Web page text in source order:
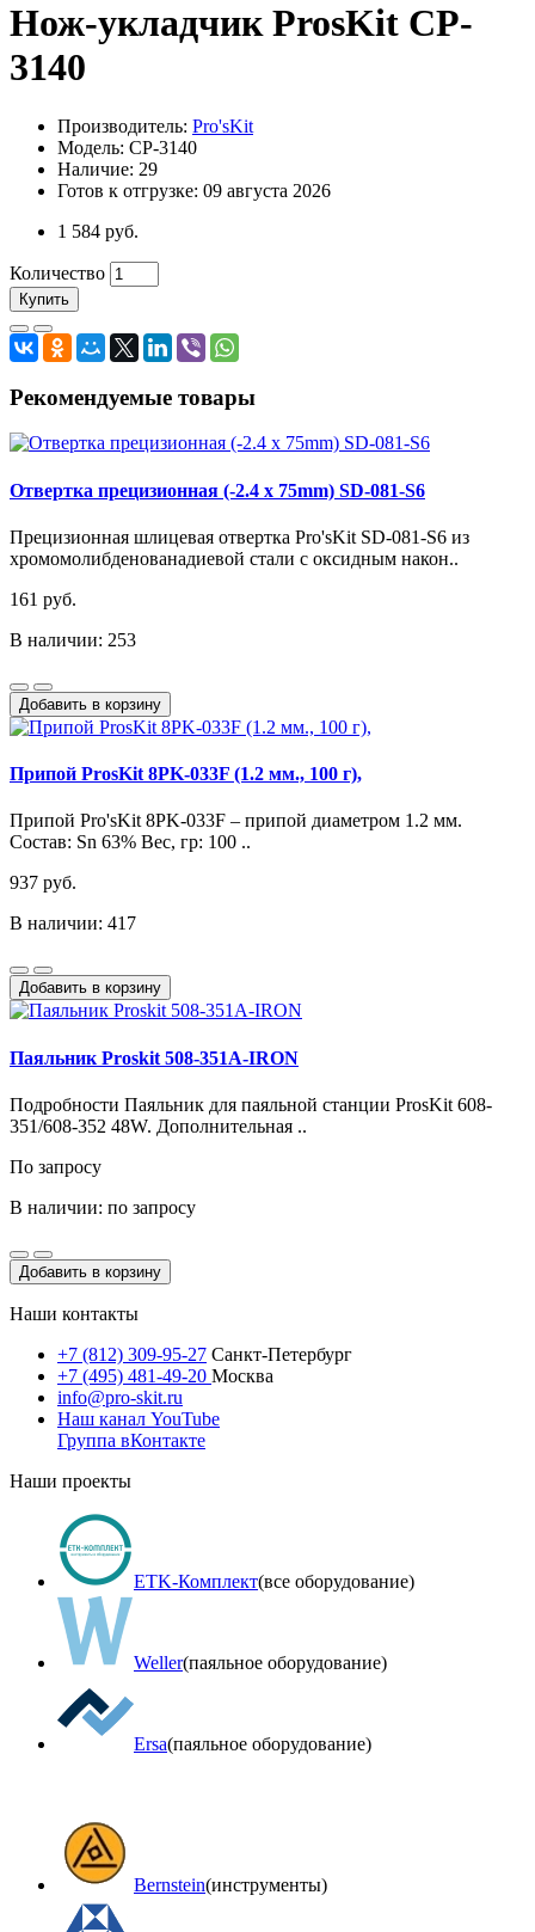
Нож-укладчик ProsKit CP-
3140
Производитель: Pro'sKit
Модель: CP-3140
Наличие: 29
Готов к отгрузке: 09 августа 2026
1 584 руб.
Количество
Купить
Рекомендуемые товары
Отверткa прецизионная (-2.4 x 75mm) SD-081-S6
Прецизионная шлицевая отвертка Pro'sKit SD-081-S6 из
хромомолибденованадиевой стали с оксидным након..
161 руб.
В наличии: 253
Добавить в корзину
Припой ProsKit 8PK-033F (1.2 мм., 100 г),
Припой Pro'sKit 8PK-033F – припой диаметром 1.2 мм.
Состав: Sn 63% Вес, гр: 100 ..
937 руб.
В наличии: 417
Добавить в корзину
Паяльник Proskit 508-351A-IRON
Подробности Паяльник для паяльной станции ProsKit 608-
351/608-352 48W. Дополнительная ..
По запросу
В наличии: по запросу
Добавить в корзину
Наши контакты
+7 (812) 309-95-27 Санкт-Петербург
+7 (495) 481-49-20 Москва
info@pro-skit.ru
Наш канал YouTube
Группа вКонтакте
Наши проекты
ETK-Комплект(все оборудование)
Weller(паяльное оборудование)
Ersa(паяльное оборудование)
Bernstein(инструменты)